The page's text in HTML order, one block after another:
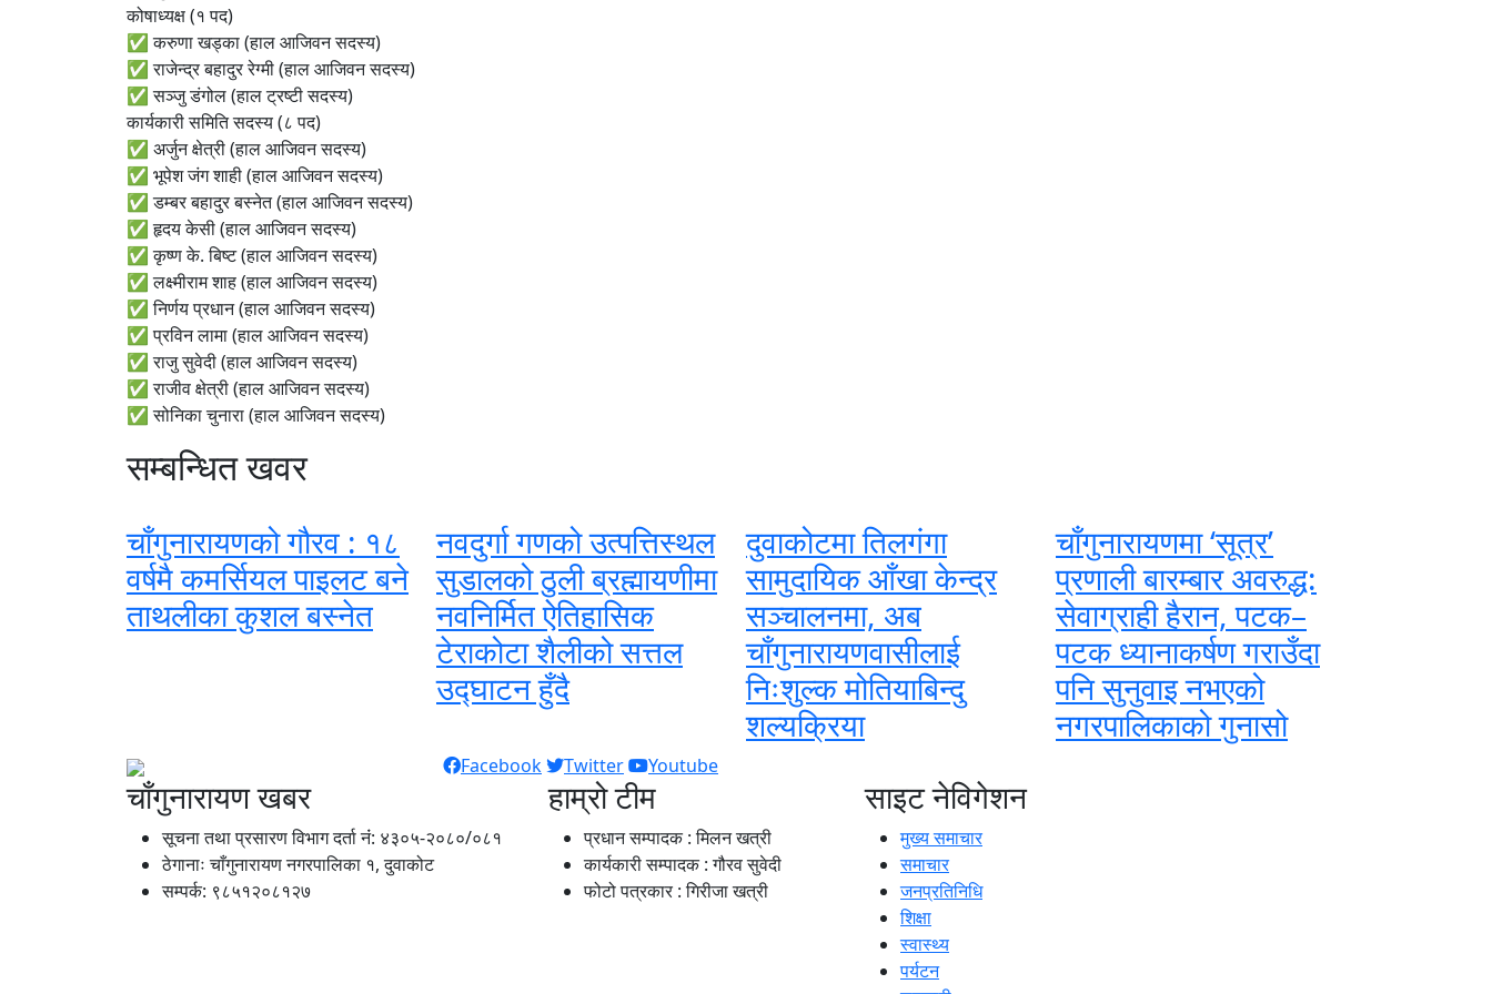
कोषाध्यक्ष (१ पद)
✅ करुणा खड्का (हाल आजिवन सदस्य)
✅ राजेन्द्र बहादुर रेग्मी (हाल आजिवन सदस्य)
✅ सञ्जु डंगोल (हाल ट्रष्टी सदस्य)
कार्यकारी समिति सदस्य (८ पद)
✅ अर्जुन क्षेत्री (हाल आजिवन सदस्य)
✅ भूपेश जंग शाही (हाल आजिवन सदस्य)
✅ डम्बर बहादुर बस्नेत (हाल आजिवन सदस्य)
✅ हृदय केसी (हाल आजिवन सदस्य)
✅ कृष्ण के. बिष्ट (हाल आजिवन सदस्य)
✅ लक्ष्मीराम शाह (हाल आजिवन सदस्य)
✅ निर्णय प्रधान (हाल आजिवन सदस्य)
✅ प्रविन लामा (हाल आजिवन सदस्य)
✅ राजु सुवेदी (हाल आजिवन सदस्य)
✅ राजीव क्षेत्री (हाल आजिवन सदस्य)
✅ सोनिका चुनारा (हाल आजिवन सदस्य)
सम्बन्धित खवर
चाँगुनारायणको गौरव : १८
वर्षमै कमर्सियल पाइलट बने
ताथलीका कुशल बस्नेत
नवदुर्गा गणको उत्पत्तिस्थल
सुडालको ठुली ब्रह्मायणीमा
नवनिर्मित ऐतिहासिक
टेराकोटा शैलीको सत्तल
उद्घाटन हुँदै
दुवाकोटमा तिलगंगा
सामुदायिक आँखा केन्द्र
सञ्चालनमा, अब
चाँगुनारायणवासीलाई
निःशुल्क मोतियाबिन्दु
शल्यक्रिया
चाँगुनारायणमा ‘सूत्र’
प्रणाली बारम्बार अवरुद्ध:
सेवाग्राही हैरान, पटक–
पटक ध्यानाकर्षण गराउँदा
पनि सुनुवाइ नभएको
नगरपालिकाको गुनासो
Facebook Twitter Youtube
चाँगुनारायण खबर
सूचना तथा प्रसारण विभाग दर्ता नंं: ४३०५-२०८०/०८१
ठेगानाः चाँगुनारायण नगरपालिका १, दुवाकोट
सम्पर्क: ९८५१२०८१२७
हाम्रो टीम
प्रधान सम्पादक : मिलन खत्री
कार्यकारी सम्पादक : गौरव सुवेदी
फोटो पत्रकार : गिरीजा खत्री
साइट नेविगेशन
मुख्य समाचार
समाचार
जनप्रतिनिधि
शिक्षा
स्वास्थ्य
पर्यटन